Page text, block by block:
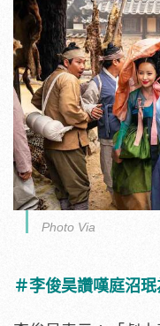
Photo Via
＃李俊昊讚嘆庭沼